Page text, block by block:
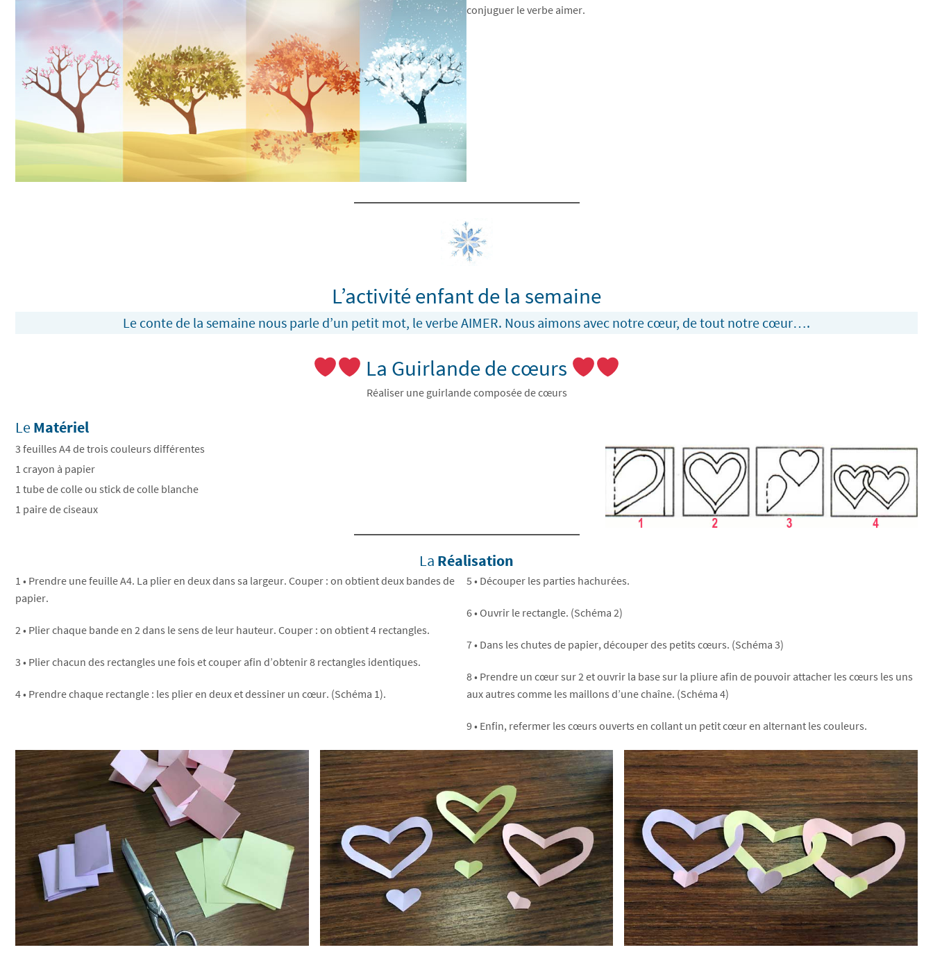
conjuguer le verbe aimer.
L’activité enfant de la semaine
Le conte de la semaine nous parle d’un petit mot, le verbe AIMER. Nous aimons avec notre cœur, de tout notre cœur….
La Guirlande de cœurs
Réaliser une guirlande composée de cœurs
Le Matériel
3 feuilles A4 de trois couleurs différentes
1 crayon à papier
1 tube de colle ou stick de colle blanche
1 paire de ciseaux
La Réalisation
1 • Prendre une feuille A4. La plier en deux dans sa largeur. Couper : on obtient deux bandes de
papier.
2 • Plier chaque bande en 2 dans le sens de leur hauteur. Couper : on obtient 4 rectangles.
3 • Plier chacun des rectangles une fois et couper afin d’obtenir 8 rectangles identiques.
4 • Prendre chaque rectangle : les plier en deux et dessiner un cœur. (Schéma 1).
5 • Découper les parties hachurées.
6 • Ouvrir le rectangle. (Schéma 2)
7 • Dans les chutes de papier, découper des petits cœurs. (Schéma 3)
8 • Prendre un cœur sur 2 et ouvrir la base sur la pliure afin de pouvoir attacher les cœurs les uns
aux autres comme les maillons d’une chaîne. (Schéma 4)
9 • Enfin, refermer les cœurs ouverts en collant un petit cœur en alternant les couleurs.